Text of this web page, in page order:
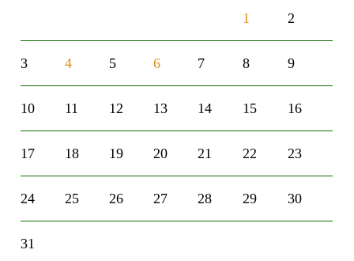
1 2
3 4 5 6 7 8 9
10 11 12 13 14 15 16
17 18 19 20 21 22 23
24 25 26 27 28 29 30
31